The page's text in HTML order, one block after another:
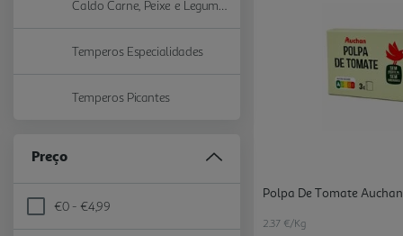
Caldo Carne, Peixe e Legumes
Refine by Categoria: Caldo Carne, Peixe e Legumes
Temperos Especialidades
Refine by Categoria: Temperos Especialidades
Temperos Picantes
Refine by Categoria: Temperos Picantes
Preço
€0 - €4,99
Refine by Preço: €0 - €4,99
Polpa De Tomate
2.37 €/Kg